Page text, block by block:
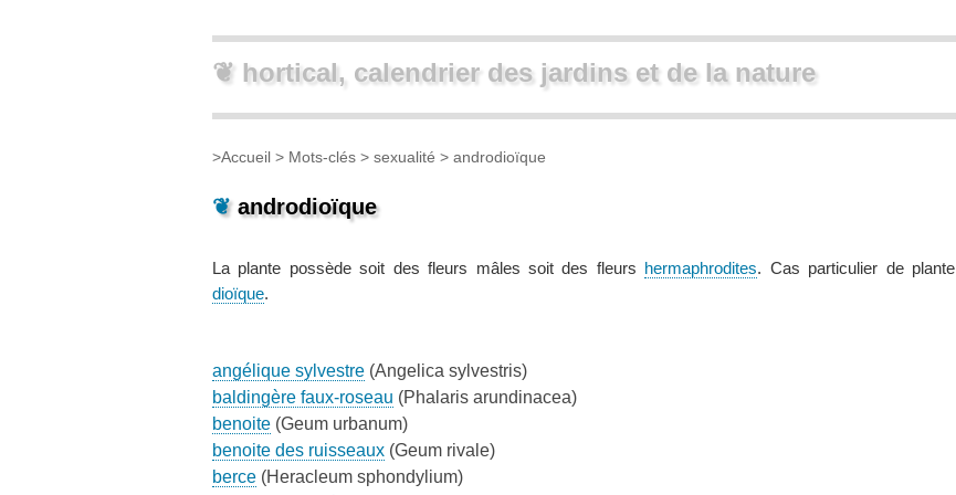
❦ hortical, calendrier des jardins et de la nature
>Accueil > Mots-clés > sexualité > androdioïque
❦ androdioïque
La plante possède soit des fleurs mâles soit des fleurs hermaphrodites. Cas particulier de plante
dioïque.
angélique sylvestre (Angelica sylvestris)
baldingère faux-roseau (Phalaris arundinacea)
benoite (Geum urbanum)
benoite des ruisseaux (Geum rivale)
berce (Heracleum sphondylium)